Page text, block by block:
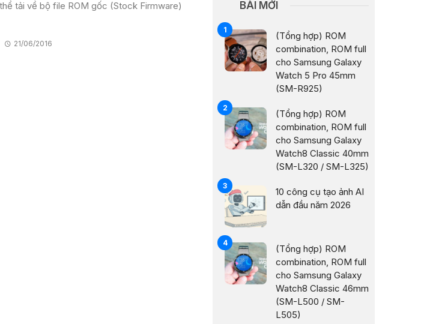
tải về bộ file ROM gốc (Stock Firmware)
21/06/2016
BÀI MỚI
(Tổng hợp) ROM
combination, ROM full
cho Samsung Galaxy
Watch 5 Pro 45mm
(SM-R925)
(Tổng hợp) ROM
combination, ROM full
cho Samsung Galaxy
Watch8 Classic 40mm
(SM-L320 / SM-L325)
10 công cụ tạo ảnh AI
dẫn đầu năm 2026
(Tổng hợp) ROM
combination, ROM full
cho Samsung Galaxy
Watch8 Classic 46mm
(SM-L500 / SM-
L505)